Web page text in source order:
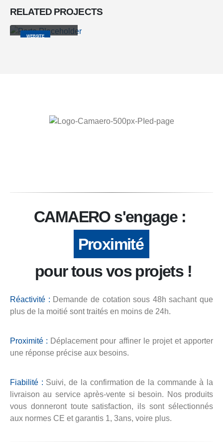
RELATED PROJECTS
WEBSITE
CAMAERO s'engage :
Proximité
Fiabilité
pour tous vos projets !
Réactivité : Demande de cotation sous 48h sachant que
plus de la moitié sont traités en moins de 24h.
Proximité : Déplacement pour affiner le projet et apporter
une réponse précise aux besoins.
Fiabilité : Suivi, de la confirmation de la commande à la
livraison au service après-vente si besoin. Nos produits
vous donneront toute satisfaction, ils sont sélectionnés
aux normes CE et garantis 1, 3ans, voire plus.